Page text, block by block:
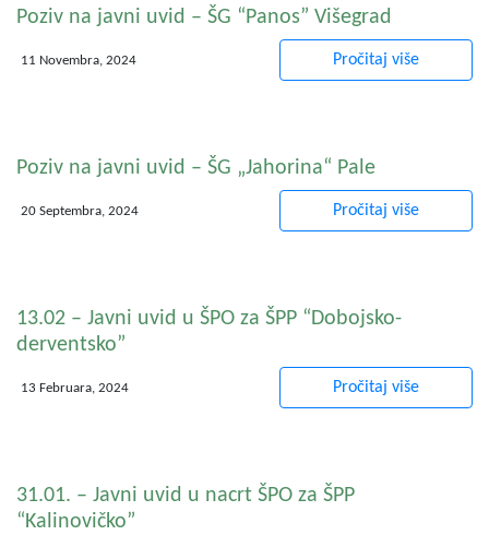
Poziv na javni uvid – ŠG “Panos” Višegrad
11 Novembra, 2024 Pročitaj više
Poziv na javni uvid – ŠG „Jahorina“ Pale
20 Septembra, 2024 Pročitaj više
13.02 – Javni uvid u ŠPO za ŠPP “Dobojsko-
derventsko”
13 Februara, 2024 Pročitaj više
31.01. – Javni uvid u nacrt ŠPO za ŠPP
“Kalinovičko”